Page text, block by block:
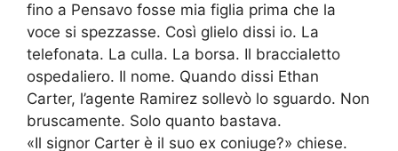
fino a Pensavo fosse mia figlia prima che la
voce si spezzasse. Così glielo dissi io. La
telefonata. La culla. La borsa. Il braccialetto
ospedaliero. Il nome. Quando dissi Ethan
Carter, l’agente Ramirez sollevò lo sguardo. Non
bruscamente. Solo quanto bastava.
«Il signor Carter è il suo ex coniuge?» chiese.